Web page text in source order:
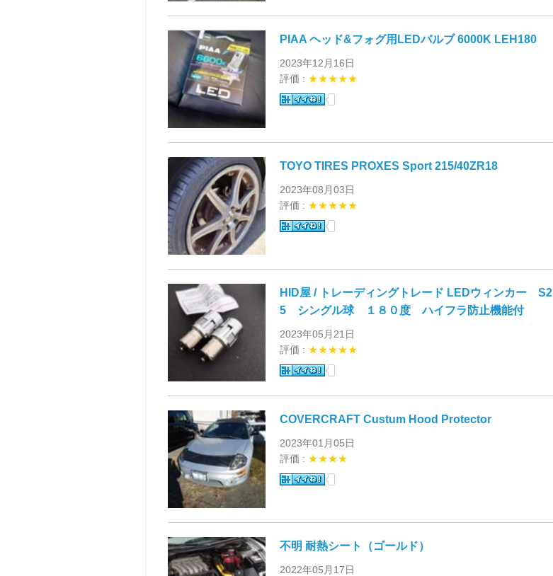
PIAA ヘッド&フォグ用LEDバルブ 6000K LEH180
2023年12月16日
評価 : ★★★★★
TOYO TIRES PROXES Sport 215/40ZR18
2023年08月03日
評価 : ★★★★★
HID屋 / トレーディングトレード LEDウィンカー S2
5 シングル球 １８０度 ハイフラ防止機能付
2023年05月21日
評価 : ★★★★★
COVERCRAFT Custum Hood Protector
2023年01月05日
評価 : ★★★★
不明 耐熱シート（ゴールド）
2022年05月17日